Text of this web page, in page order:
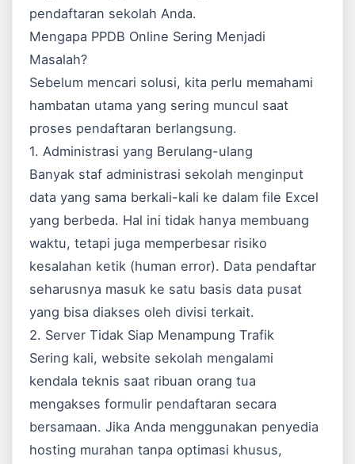
pendaftaran sekolah Anda.
Mengapa PPDB Online Sering Menjadi
Masalah?
Sebelum mencari solusi, kita perlu memahami
hambatan utama yang sering muncul saat
proses pendaftaran berlangsung.
1. Administrasi yang Berulang-ulang
Banyak staf administrasi sekolah menginput
data yang sama berkali-kali ke dalam file Excel
yang berbeda. Hal ini tidak hanya membuang
waktu, tetapi juga memperbesar risiko
kesalahan ketik (human error). Data pendaftar
seharusnya masuk ke satu basis data pusat
yang bisa diakses oleh divisi terkait.
2. Server Tidak Siap Menampung Trafik
Sering kali, website sekolah mengalami
kendala teknis saat ribuan orang tua
mengakses formulir pendaftaran secara
bersamaan. Jika Anda menggunakan penyedia
hosting murahan tanpa optimasi khusus,